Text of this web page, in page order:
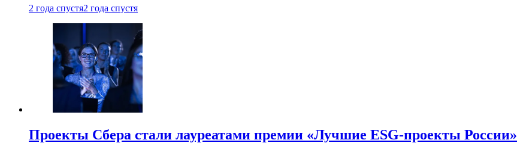
2 года спустя2 года спустя
Проекты Сбера стали лауреатами премии «Лучшие ESG-проекты России»